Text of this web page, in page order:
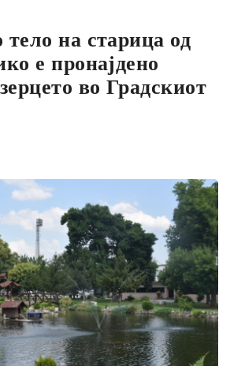
на старица од
е пронајдено
во Градскиот